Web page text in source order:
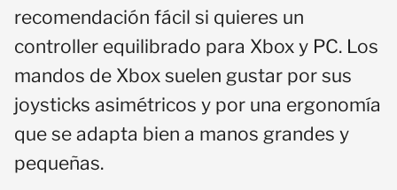
recomendación fácil si quieres un
controller equilibrado para Xbox y PC. Los
mandos de Xbox suelen gustar por sus
joysticks asimétricos y por una ergonomía
que se adapta bien a manos grandes y
pequeñas.